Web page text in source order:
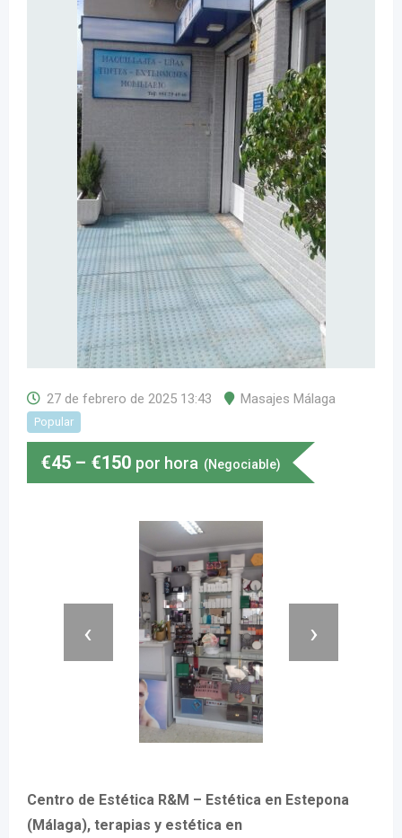
27 de febrero de 2025 13:43 Masajes Málaga
Popular
€45 – €150 por hora (Negociable)
‹ ›
Centro de Estética R&M – Estética en Estepona
(Málaga), terapias y estética en